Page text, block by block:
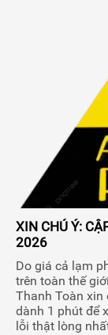
XIN CHÚ Ý:
2026
Do giá cả lạm
trên toàn thế
Thanh Toàn xin
dành 1 phút để
lỗi thật lòng